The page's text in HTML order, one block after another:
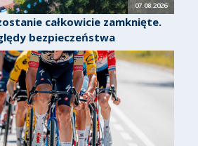
07.08.2026
całkowicie zamknięte.
bezpieczeństwa